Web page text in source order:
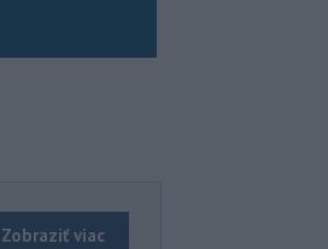
Zobraziť viac